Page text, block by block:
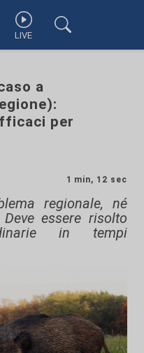
LIVE
a
per
1 min, 12 sec
regionale, né
essere risolto
in tempi